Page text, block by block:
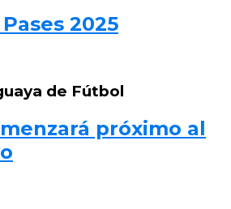
2025
de Fútbol
próximo al